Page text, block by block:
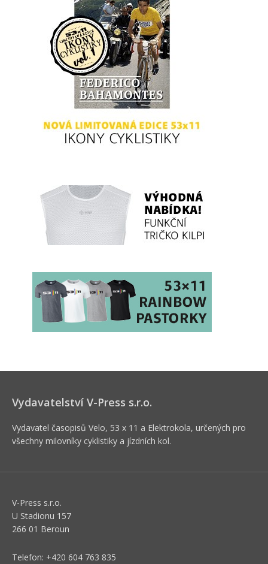
Vydavatelství V-Press s.r.o.
Vydavatel časopisů Velo, 53 x 11 a Elektrokola, určených pro
všechny milovníky cyklistiky a jízdních kol.
V-Press s.r.o.
U Stadionu 157
266 01 Beroun
Telefon: +420 604 763 835